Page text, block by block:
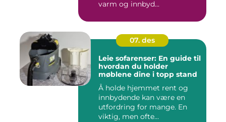
varm og innbyd...
07. des
Leie sofarenser: En guide til
hvordan du holder
møblene dine i topp stand
Å holde hjemmet rent og
innbydende kan være en
utfordring for mange. En
viktig, men ofte...